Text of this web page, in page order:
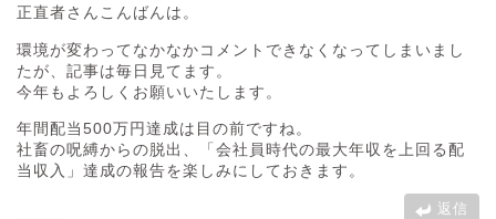
正直者さんこんばんは。
環境が変わってなかなかコメントできなくなってしまいまし
たが、記事は毎日見てます。
今年もよろしくお願いいたします。
年間配当500万円達成は目の前ですね。
社畜の呪縛からの脱出、「会社員時代の最大年収を上回る配
当収入」達成の報告を楽しみにしておきます。
返信